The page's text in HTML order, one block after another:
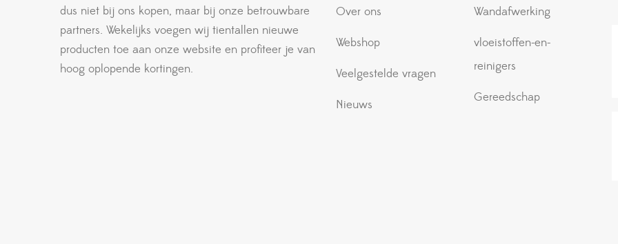
dus niet bij ons kopen, maar bij onze betrouwbare
partners. Wekelijks voegen wij tientallen nieuwe
producten toe aan onze website en profiteer je van
hoog oplopende kortingen.
Over ons
Webshop
Veelgestelde vragen
Nieuws
Wandafwerking
vloeistoffen-en-
reinigers
Gereedschap